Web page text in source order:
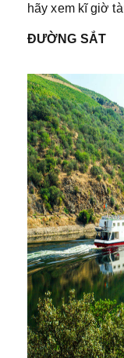
hãy xem kĩ giờ
ĐƯỜNG SẮT